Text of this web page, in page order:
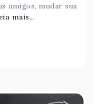
amigos, mudar sua
mais...